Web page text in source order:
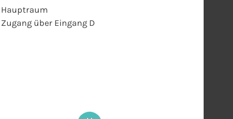
Hauptraum
Zugang über Eingang D